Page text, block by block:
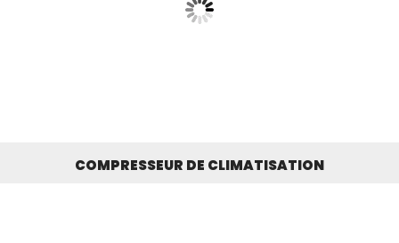
COMPRESSEUR DE CLIMATISATION